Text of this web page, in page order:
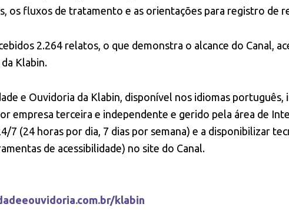
os fluxos de tratamento e as orientações para registro de
2.264 relatos, o que demonstra o alcance do Canal,
Klabin.
e Ouvidoria da Klabin, disponível nos idiomas português,
empresa terceira e independente e gerido pela área de
7 (24 horas por dia, 7 dias por semana) e a disponibilizar
de acessibilidade) no site do Canal.
klabin